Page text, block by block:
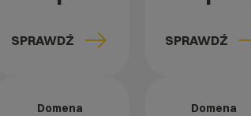
SPRAWDŹ SPRAWDŹ
Domena Domena